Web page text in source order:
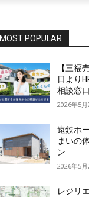
MOST POPULAR
【三福
日より
相談窓
2026年5月
遠鉄ホ
まいの
ン
2026年5月
レジリ